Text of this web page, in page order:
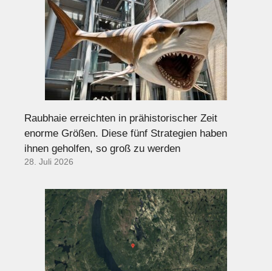
Raubhaie erreichten in prähistorischer Zeit
enorme Größen. Diese fünf Strategien haben
ihnen geholfen, so groß zu werden
28. Juli 2026